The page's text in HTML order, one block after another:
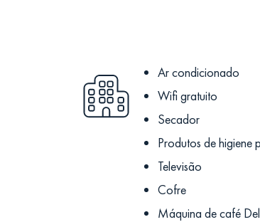
Ar condicionado
Wifi gratuito
Secador
Produtos de higiene
Televisão
Cofre
Máquina de café